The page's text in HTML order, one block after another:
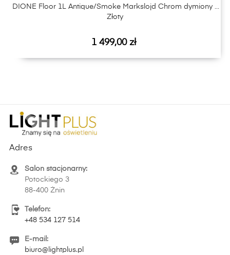
DIONE Floor 1L Antique/Smoke Markslojd Chrom dymiony /
Złoty
Cena
1 499,00 zł
Adres
Salon stacjonarny:
Potockiego 3
88-400 Żnin
Telefon:
+48 534 127 514
E-mail:
biuro@lightplus.pl